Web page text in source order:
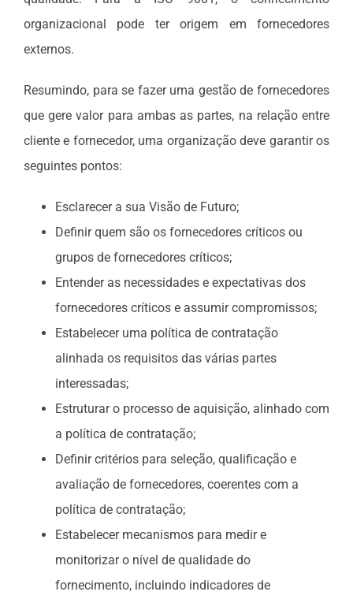
organizacional pode ter origem em fornecedores
externos.
Resumindo, para se fazer uma gestão de fornecedores
que gere valor para ambas as partes, na relação entre
cliente e fornecedor, uma organização deve garantir os
seguintes pontos:
Esclarecer a sua Visão de Futuro;
Definir quem são os fornecedores críticos ou
grupos de fornecedores críticos;
Entender as necessidades e expectativas dos
fornecedores críticos e assumir compromissos;
Estabelecer uma política de contratação
alinhada os requisitos das várias partes
interessadas;
Estruturar o processo de aquisição, alinhado com
a política de contratação;
Definir critérios para seleção, qualificação e
avaliação de fornecedores, coerentes com a
política de contratação;
Estabelecer mecanismos para medir e
monitorizar o nível de qualidade do
fornecimento, incluindo indicadores de